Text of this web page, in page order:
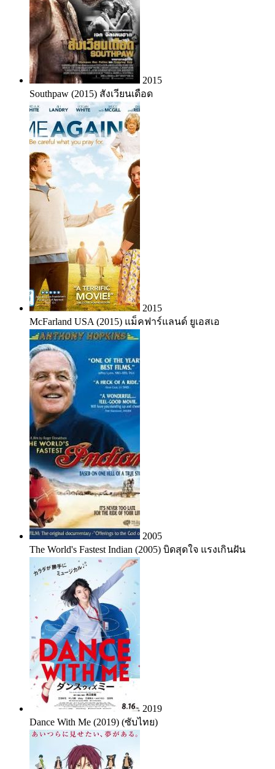
2015
Southpaw (2015) สังเวียนเดือด
2015
McFarland USA (2015) แม็คฟาร์แลนด์ ยูเอสเอ
2005
The World's Fastest Indian (2005) บิดสุดใจ แรงเกินฝัน
2019
Dance With Me (2019) (ซับไทย)